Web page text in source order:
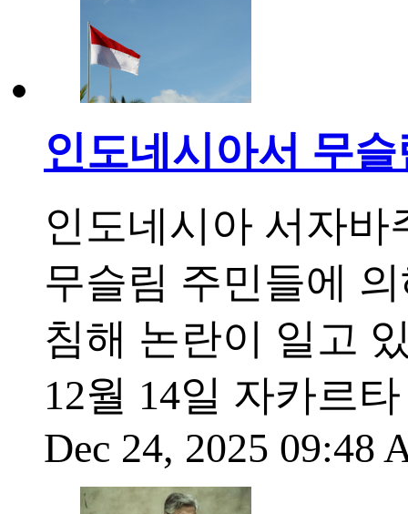
인도네시아서 무
인도네시아 서자
무슬림 주민들에
침해 논란이 일고
12월 14일 자카르
Dec 24, 2025 09:48